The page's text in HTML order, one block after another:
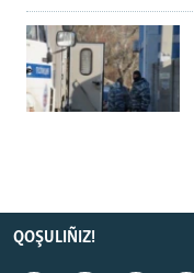
QOŞULIÑIZ!